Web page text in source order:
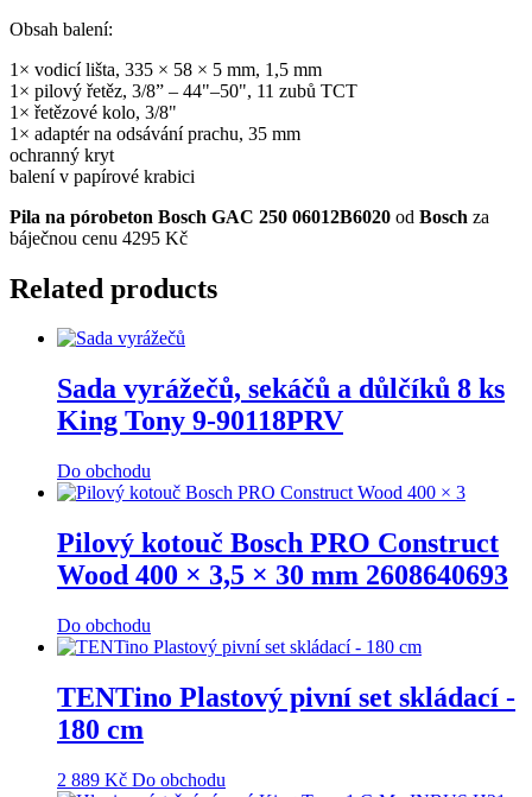
Obsah balení:
1× vodicí lišta, 335 × 58 × 5 mm, 1,5 mm
1× pilový řetěz, 3/8” – 44"–50", 11 zubů TCT
1× řetězové kolo, 3/8"
1× adaptér na odsávání prachu, 35 mm
ochranný kryt
balení v papírové krabici
Pila na pórobeton Bosch GAC 250 06012B6020 od Bosch za
báječnou cenu 4295 Kč
Related products
Sada vyrážečů, sekáčů a důlčíků 8 ks
King Tony 9-90118PRV
Do obchodu
Pilový kotouč Bosch PRO Construct
Wood 400 × 3,5 × 30 mm 2608640693
Do obchodu
TENTino Plastový pivní set skládací -
180 cm
2 889 Kč Do obchodu